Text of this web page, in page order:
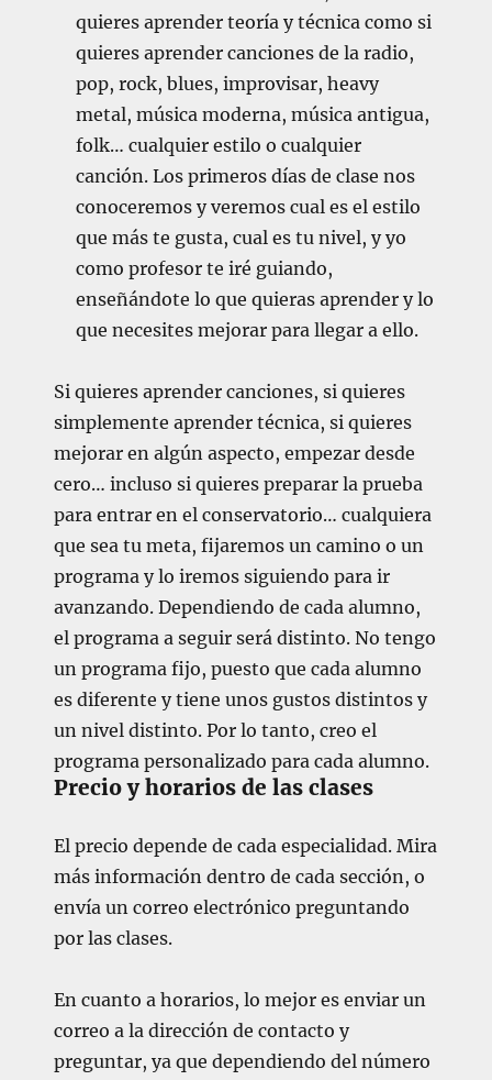
quieres aprender teoría y técnica como si
quieres aprender canciones de la radio,
pop, rock, blues, improvisar, heavy
metal, música moderna, música antigua,
folk… cualquier estilo o cualquier
canción. Los primeros días de clase nos
conoceremos y veremos cual es el estilo
que más te gusta, cual es tu nivel, y yo
como profesor te iré guiando,
enseñándote lo que quieras aprender y lo
que necesites mejorar para llegar a ello.
Si quieres aprender canciones, si quieres
simplemente aprender técnica, si quieres
mejorar en algún aspecto, empezar desde
cero… incluso si quieres preparar la prueba
para entrar en el conservatorio… cualquiera
que sea tu meta, fijaremos un camino o un
programa y lo iremos siguiendo para ir
avanzando.Dependiendo de cada alumno,
el programa a seguir será distinto. No tengo
un programa fijo, puesto que cada alumno
es diferente y tiene unos gustos distintos y
un nivel distinto. Por lo tanto, creo el
programa personalizado para cada alumno.
Precio y horarios de las clases
El precio depende de cada especialidad. Mira
más información dentro de cada sección, o
envía un correo electrónico preguntando
por las clases.
En cuanto a horarios, lo mejor es enviar un
correo a la dirección de contacto y
preguntar, ya que dependiendo del número